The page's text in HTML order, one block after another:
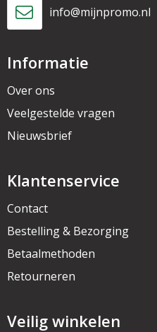
info@mijnpromo.nl
Informatie
Over ons
Veelgestelde vragen
Nieuwsbrief
Klantenservice
Contact
Bestelling & Bezorging
Betaalmethoden
Retourneren
Veilig winkelen